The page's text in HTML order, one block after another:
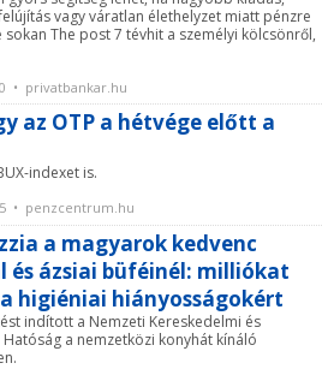
vagy váratlan élethelyzet miatt pénzre
sokan The post 7 tévhit a személyi kölcsönről,
• privatbankar.hu
az OTP a hétvége előtt a
indexet is.
• penzcentrum.hu
a magyarok kedvenc
és ázsiai büféinél: milliókat
higiéniai hiányosságokért
indított a Nemzeti Kereskedelmi és
a nemzetközi konyhát kínáló